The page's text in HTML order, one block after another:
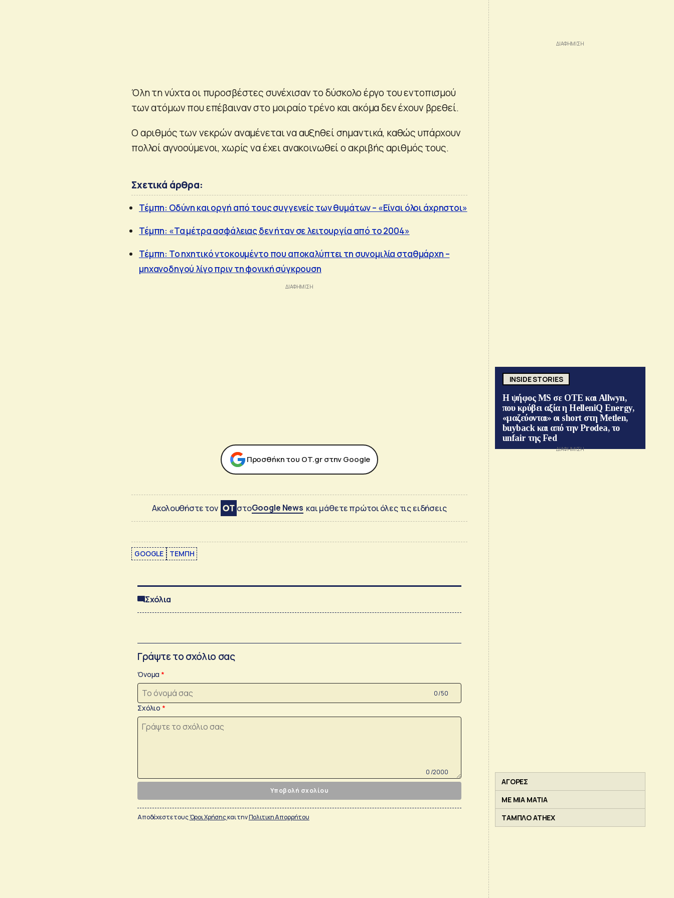
Όλη τη νύχτα οι πυροσβέστες συνέχισαν το δύσκολο έργο του εντοπισμού
των ατόμων που επέβαιναν στο μοιραίο τρένο και ακόμα δεν έχουν βρεθεί.
Ο αριθμός των νεκρών αναμένεται να αυξηθεί σημαντικά, καθώς υπάρχουν
πολλοί αγνοούμενοι, χωρίς να έχει ανακοινωθεί ο ακριβής αριθμός τους.
Σχετικά άρθρα:
Τέμπη: Οδύνη και οργή από τους συγγενείς των θυμάτων – «Είναι όλοι άχρηστοι»
Τέμπη: «Τα μέτρα ασφάλειας δεν ήταν σε λειτουργία από το 2004»
Τέμπη: Το ηχητικό ντοκουμέντο που αποκαλύπτει τη συνομιλία σταθμάρχη –
μηχανοδηγού λίγο πριν τη φονική σύγκρουση
Προσθήκη του ΟΤ.gr στην Google
Ακολουθήστε τον στοGoogle News και μάθετε πρώτοι όλες τις ειδήσεις
GOOGLE ΤΕΜΠΗ
Σχόλια
Γράψτε το σχόλιο σας
Όνομα
0 /50
Σχόλιο
0 /2000
Υποβολή σχολίου
Αποδέχεστε τουςΌροι Χρήσηςκαι τηνΠολιτικη Απορρήτου
INSIDE STORIES
Η ψήφος MS σε ΟΤΕ και Allwyn,
που κρύβει αξία η HelleniQ Energy,
«μαζεύονται» οι short στη Metlen,
buyback και από την Prodea, το
unfair της Fed
ΑΓΟΡΕΣ
ΜΕ ΜΙΑ ΜΑΤΙΑ
ΤΑΜΠΛΟ ATHEX